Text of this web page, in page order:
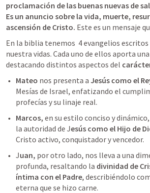
proclamación de las buenas nuevas de
Es un anuncio sobre la vida, muerte,
ascensión de Cristo.
En la biblia tenemos  4 evangelios
nuestra vidas. Cada uno de ellos aporta
destacando distintos aspectos del
Mateo nos presenta a Jesús como el
Mesías de Israel, enfatizando el
profecías y su linaje real.
Marcos, en su estilo conciso y
la autoridad de Jesús como el Hijo de
Cristo activo, conquistador y vencedor.
Juan, por otro lado, nos lleva a una
profunda, resaltando la divinidad de
íntima con el Padre, describiéndolo
eterna que se hizo carne.